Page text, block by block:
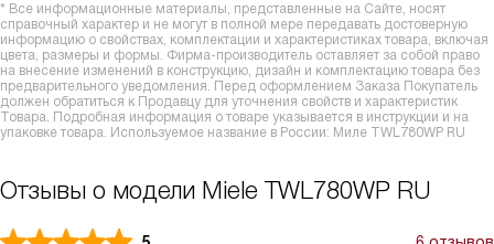
* Все информационные материалы, представленные на Сайте, носят
справочный характер и не могут в полной мере передавать достоверную
информацию о свойствах, комплектации и характеристиках товара, включая
цвета, размеры и формы. Фирма-производитель оставляет за собой право
на внесение изменений в конструкцию, дизайн и комплектацию товара без
предварительного уведомления. Перед оформлением Заказа Покупатель
должен обратиться к Продавцу для уточнения свойств и характеристик
Товара. Подробная информация о товаре указывается в инструкции и на
упаковке товара. Используемое название в России: Миле TWL780WP RU
Отзывы о модели Miele TWL780WP RU